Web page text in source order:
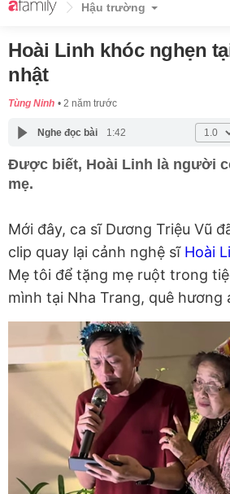
Hậu trường
Hoài Linh khóc nghẹn
nhật
Tùng Ninh 2 năm trước
Nghe đọc bài 1:42
Được biết, Hoài Linh là người
mẹ.
Mới đây, ca sĩ Dương Triệu Vũ
clip quay lại cảnh nghệ sĩ Hoài
Mẹ tôi để tặng mẹ ruột trong
mình tại Nha Trang, quê hương